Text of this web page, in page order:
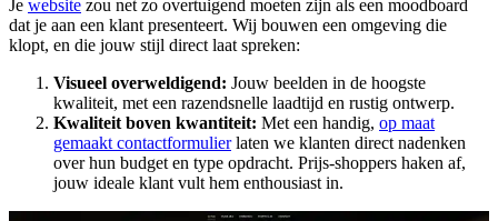
Je website zou net zo overtuigend moeten zijn als een moodboard
dat je aan een klant presenteert. Wij bouwen een omgeving die
klopt, en die jouw stijl direct laat spreken:
Visueel overweldigend: Jouw beelden in de hoogste
kwaliteit, met een razendsnelle laadtijd en rustig ontwerp.
Kwaliteit boven kwantiteit: Met een handig, op maat
gemaakt contactformulierlaten we klanten direct nadenken
over hun budget en type opdracht. Prijs-shoppers haken af,
jouw ideale klant vult hem enthousiast in.